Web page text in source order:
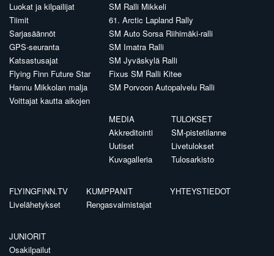
Luokat ja kilpailijat
Tiimit
Sarjasäännöt
GPS-seuranta
Katsastusajat
Flying Finn Future Star
Hannu Mikkolan malja
Voittajat kautta aikojen
SM Ralli Mikkeli
61. Arctic Lapland Rally
SM Auto Sorsa Riihimäki-ralli
SM Imatra Ralli
SM Jyväskylä Ralli
Fixus SM Ralli Kitee
SM Porvoon Autopalvelu Ralli
MEDIA
Akkreditointi
Uutiset
Kuvagalleria
TULOKSET
SM-pistetilanne
Livetulokset
Tulosarkisto
FLYINGFINN.TV
Livelähetykset
KUMPPANIT
Rengasvalmistajat
YHTEYSTIEDOT
JUNIORIT
Osakilpailut